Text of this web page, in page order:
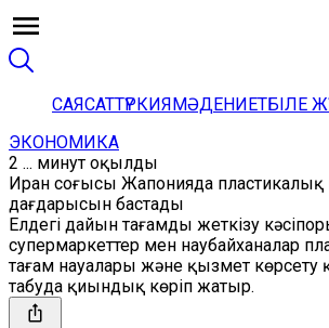
САЯСАТТҮРКИЯМӘДЕНИЕТБІЛЕ
ЭКОНОМИКА
2 ... минут оқылды
Иран соғысы Жапонияда пластикалық
дағдарысын бастады
Елдегі дайын тағамды жеткізу
супермаркеттер мен наубайханалар
тағам науалары және қызмет көрсету
табуда қиындық көріп жатыр.